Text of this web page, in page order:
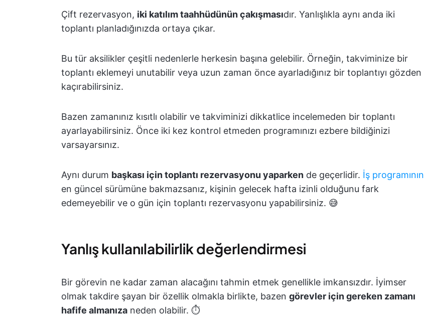
Çift rezervasyon, iki katılım taahhüdünün çakışmasıdır. Yanlışlıkla aynı anda iki
toplantı planladığınızda ortaya çıkar.
Bu tür aksilikler çeşitli nedenlerle herkesin başına gelebilir. Örneğin, takviminize bir
toplantı eklemeyi unutabilir veya uzun zaman önce ayarladığınız bir toplantıyı gözden
kaçırabilirsiniz.
Bazen zamanınız kısıtlı olabilir ve takviminizi dikkatlice incelemeden bir toplantı
ayarlayabilirsiniz. Önce iki kez kontrol etmeden programınızı ezbere bildiğinizi
varsayarsınız.
Aynı durum başkası için toplantı rezervasyonu yaparken de geçerlidir. İş programının
en güncel sürümüne bakmazsanız, kişinin gelecek hafta izinli olduğunu fark
edemeyebilir ve o gün için toplantı rezervasyonu yapabilirsiniz. 😅
Yanlış kullanılabilirlik değerlendirmesi
Bir görevin ne kadar zaman alacağını tahmin etmek genellikle imkansızdır. İyimser
olmak takdire şayan bir özellik olmakla birlikte, bazen görevler için gereken zamanı
hafife almanıza neden olabilir. ⏱️